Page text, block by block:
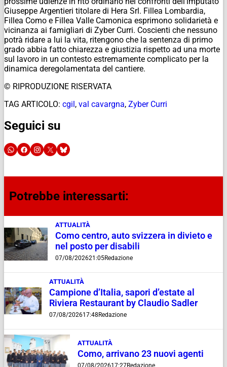
Giuseppe Argentieri titolare di Hera Srl. Fillea Lombardia,
Fillea Como e Fillea Valle Camonica esprimono solidarietà e
vicinanza ai famigliari di Zyber Curri. Coscienti che nessuno
potrà ridare a lui la vita, ritengono che la sentenza di primo
grado abbia fatto chiarezza e giustizia rispetto ad una morte
sul lavoro in un contesto estremamente complicato per la
dinamica deregolamentata del cantiere.
© RIPRODUZIONE RISERVATA
TAG ARTICOLO: cgil, val cavargna, Zyber Curri
Seguici su
Potrebbe interessarti:
ATTUALITÀ
Como centro, auto svizzera in divieto e
nel posto per disabili
07/08/202621:05Redazione
ATTUALITÀ
Campione d’Italia, sapori d’estate al
Riviera Restaurant by Claudio Sadler
07/08/202617:48 Redazione
ATTUALITÀ
Como, arrivano 23 nuovi agenti
07/08/202617:27Redazione